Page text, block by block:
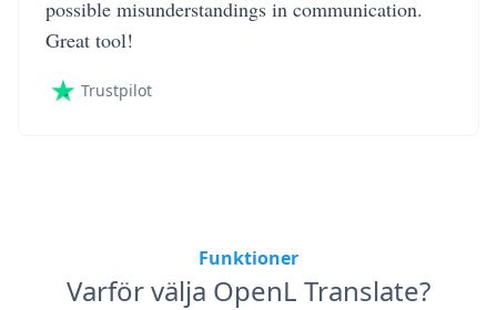
possible misunderstandings in communication.
Great tool!
Trustpilot
Funktioner
Varför välja OpenL Translate?